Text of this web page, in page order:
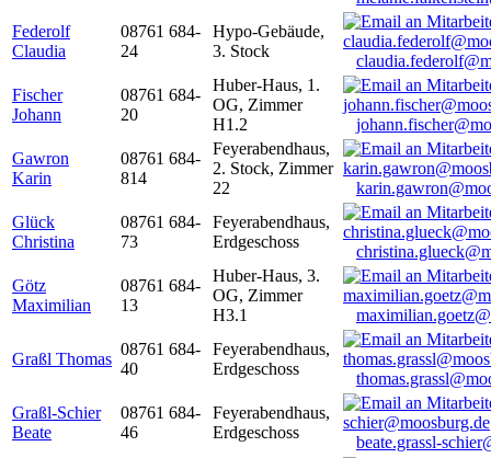
Federolf
Claudia
08761 684-
24
Hypo-Gebäude,
3. Stock
Fischer
Johann
08761 684-
20
Huber-Haus, 1.
OG, Zimmer
H1.2
Gawron
Karin
08761 684-
814
Feyerabendhaus,
2. Stock, Zimmer
22
Glück
Christina
08761 684-
73
Feyerabendhaus,
Erdgeschoss
Götz
Maximilian
08761 684-
13
Huber-Haus, 3.
OG, Zimmer
H3.1
Graßl Thomas
08761 684-
40
Feyerabendhaus,
Erdgeschoss
Graßl-Schier
Beate
08761 684-
46
Feyerabendhaus,
Erdgeschoss
beate.grassl-